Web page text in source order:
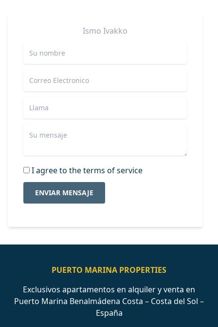
Ismo Ivakko
I agree to the terms of service
ENVIAR MENSAJE
PUERTO MARINA PROPERTIES
Exclusivos apartamentos en alquiler y venta en
Puerto Marina Benalmádena Costa – Costa del Sol –
España